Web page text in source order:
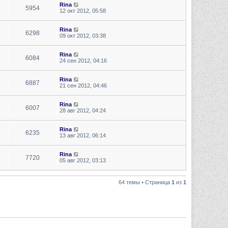
5954
Rina
12 окт 2012, 05:58
6298
Rina
09 окт 2012, 03:38
6084
Rina
24 сен 2012, 04:16
6887
Rina
21 сен 2012, 04:46
6007
Rina
28 авг 2012, 04:24
6235
Rina
13 авг 2012, 06:14
7720
Rina
05 авг 2012, 03:13
64 темы • Страница 1 из 1